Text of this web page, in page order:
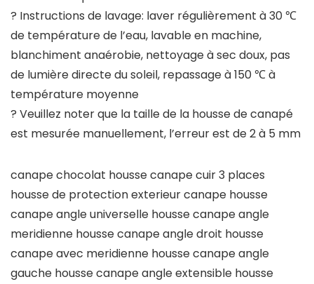
? Instructions de lavage: laver régulièrement à 30 ℃
de température de l’eau, lavable en machine,
blanchiment anaérobie, nettoyage à sec doux, pas
de lumière directe du soleil, repassage à 150 ℃ à
température moyenne
? Veuillez noter que la taille de la housse de canapé
est mesurée manuellement, l’erreur est de 2 à 5 mm
canape chocolat housse canape cuir 3 places
housse de protection exterieur canape housse
canape angle universelle housse canape angle
meridienne housse canape angle droit housse
canape avec meridienne housse canape angle
gauche housse canape angle extensible housse